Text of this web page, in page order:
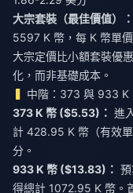
大宗套裝（最佳價值）：
5597 K 幣，每 K 幣單
大宗定價比小額套裝優
化，而非基礎成本。
中階：373 與 933 K
373 K 幣 ($5.53)： 進
計 428.95 K 幣（有效
分。
933 K 幣 ($13.83)：
得總計 1072.95 K 幣。